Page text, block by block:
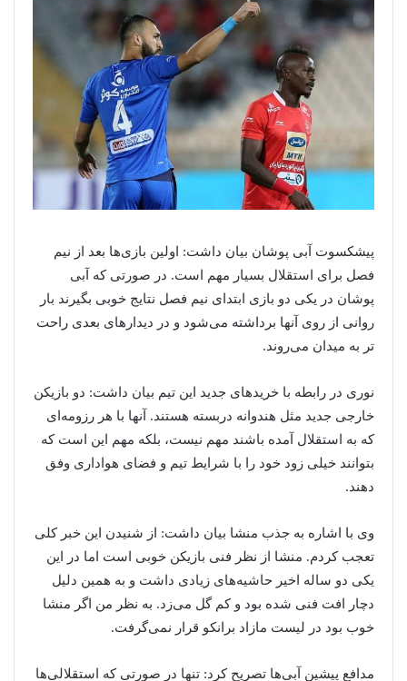
پیشکسوت آبی پوشان بیان داشت: اولین بازی‌ها بعد از نیم
فصل برای استقلال بسیار مهم است. در صورتی که آبی
پوشان در یکی دو بازی ابتدای نیم فصل نتایج خوبی بگیرند بار
روانی از روی آنها برداشته می‌شود و در دیدارهای بعدی راحت
تر به میدان می‌روند.
نوری در رابطه با خریدهای جدید این تیم بیان داشت: دو بازیکن
خارجی جدید مثل هندوانه دربسته هستند. آنها با هر رزومه‌ای
که به استقلال آمده باشند مهم نیست، بلکه مهم این است که
بتوانند خیلی زود خود را با شرایط تیم و فضای هواداری وفق
دهند.
وی با اشاره به جذب منشا بیان داشت: از شنیدن این خبر کلی
تعجب کردم. منشا از نظر فنی بازیکن خوبی است اما در این
یکی دو ساله اخیر حاشیه‌های زیادی داشت و به همین دلیل
دچار افت فنی شده بود و کم گل می‌زد. به نظر من اگر منشا
خوب بود در لیست مازاد برانکو قرار نمی‌گرفت.
مدافع پیشین آبی‌ها تصریح کرد: تنها در صورتی که استقلالی‌ها